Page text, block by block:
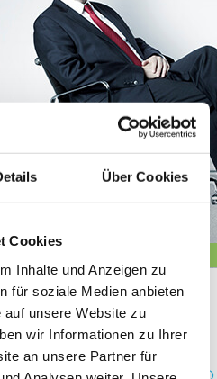
Über Cookies
Cookies
Inhalte und Anzeigen zu
für soziale Medien anbieten
unsere Website zu
wir Informationen zu Ihrer
an unsere Partner für
einen Klick